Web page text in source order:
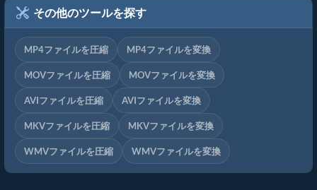
その他のツールを探す
MP4ファイルを圧縮 MP4ファイルを変換
MOVファイルを圧縮 MOVファイルを変換
AVIファイルを圧縮 AVIファイルを変換
MKVファイルを圧縮 MKVファイルを変換
WMVファイルを圧縮 WMVファイルを変換